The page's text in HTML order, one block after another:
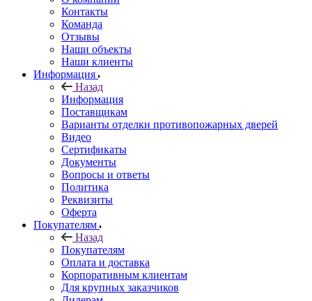
Контакты
Команда
Отзывы
Наши объекты
Наши клиенты
Информация
Назад
Информация
Поставщикам
Варианты отделки противопожарных дверей
Видео
Сертификаты
Документы
Вопросы и ответы
Политика
Реквизиты
Оферта
Покупателям
Назад
Покупателям
Оплата и доставка
Корпоративным клиентам
Для крупных заказчиков